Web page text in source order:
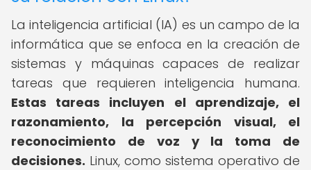
La inteligencia artificial (IA) es un campo de la
informática que se enfoca en la creación de
sistemas y máquinas capaces de realizar
tareas que requieren inteligencia humana.
Estas tareas incluyen el aprendizaje, el
razonamiento, la percepción visual, el
reconocimiento de voz y la toma de
decisiones. Linux, como sistema operativo de